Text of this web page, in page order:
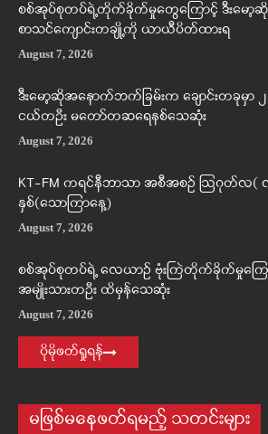
စစ်အုပ်စုတပ်ရဲ့တိုက်ခိုက်မှုတွေကြောင့် ဒီးမော့ဆို
စာသင်ကျောင်းတချို့ကို ယာယီပိတ်ထားရ
August 7, 2026
ဒီးမော့ဆိုအနောက်ဘက်ခြမ်းက ချောင်းတခုမှာ
ငယ်တဦး မတော်တဆရေနစ်သေဆုံး
August 7, 2026
KT-FM ကရင်နီဘာသာ အစီအစဉ် ဩဂုတ်လ( ၇
နှစ်(သောကြာနေ့)
August 7, 2026
စစ်အုပ်စုတပ်ရဲ့ လေယာဉ် ဗုံးကြဲတိုက်ခိုက်မှုကြော
အမျိုးသားတဦး ထိမှန်သေဆုံး
August 7, 2026
ပိုမိုဖတ်ရှုရန်
မဖြစ်မနေဖတ်ရမည့် သတင်းများ